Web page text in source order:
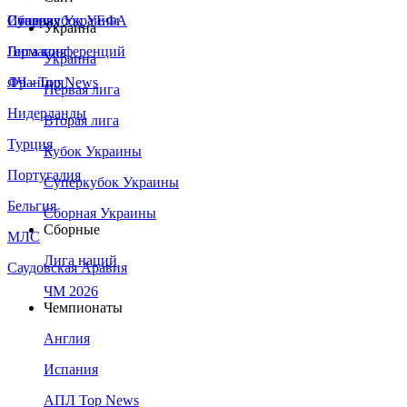
Сборная Украины
Италия
Германия
Франция
Нидерланды
Турция
Португалия
Бельгия
МЛС
Саудовская Аравия
Суперкубок УЕФА
Лига конференций
ЛЧ - Top News
Украина
Украина
Первая лига
Вторая лига
Кубок Украины
Суперкубок Украины
Сборная Украины
Сборные
Лига наций
ЧМ 2026
Чемпионаты
Англия
Испания
АПЛ Top News